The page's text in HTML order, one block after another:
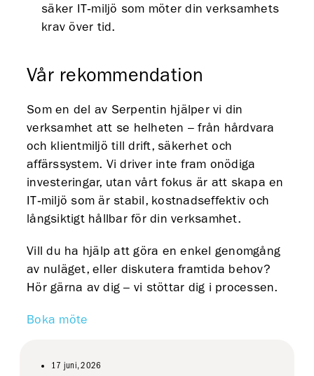
säker IT‑miljö som möter din verksamhets
krav över tid.
Vår rekommendation
Som en del av Serpentin hjälper vi din
verksamhet att se helheten – från hårdvara
och klientmiljö till drift, säkerhet och
affärssystem. Vi driver inte fram onödiga
investeringar, utan vårt fokus är att skapa en
IT‑miljö som är stabil, kostnadseffektiv och
långsiktigt hållbar för din verksamhet.
Vill du ha hjälp att göra en enkel genomgång
av nuläget, eller diskutera framtida behov?
Hör gärna av dig – vi stöttar dig i processen.
Boka möte
17 juni, 2026